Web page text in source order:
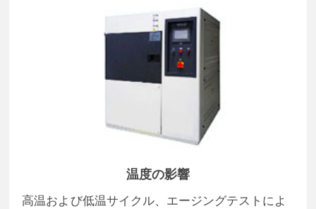
温度の影響
高温および低温サイクル、エージングテストによ